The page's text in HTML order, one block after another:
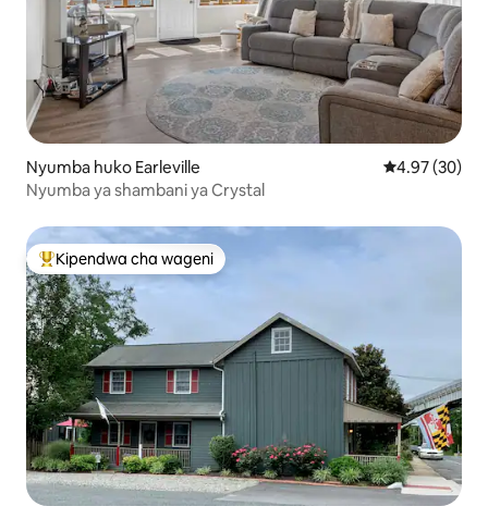
Nyumba huko Earleville Ukadiriaji wa
4.97 (30)
Nyumba ya shambani ya Crystal
Kipendwa maarufu cha wageni
Kipendwa cha wageni